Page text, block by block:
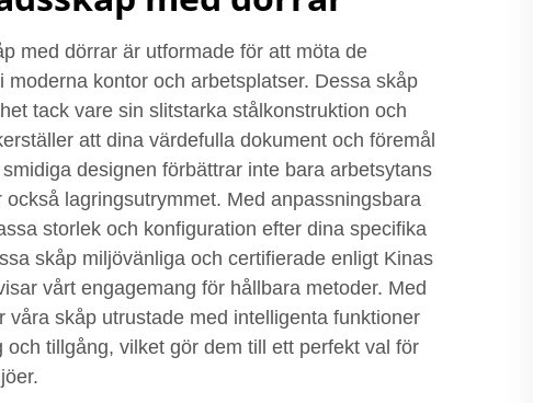
med dörrar är utformade för att möta de
moderna kontor och arbetsplatser. Dessa skåp
tack vare sin slitstarka stålkonstruktion och
att dina värdefulla dokument och föremål
designen förbättrar inte bara arbetsytans
lagringsutrymmet. Med anpassningsbara
storlek och konfiguration efter dina specifika
skåp miljövänliga och certifierade enligt Kinas
vårt engagemang för hållbara metoder. Med
våra skåp utrustade med intelligenta funktioner
och tillgång, vilket gör dem till ett perfekt val för